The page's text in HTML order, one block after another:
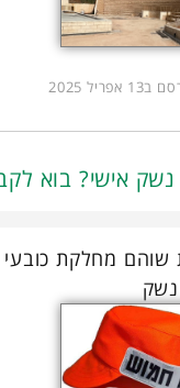
אפריל 2025
נשק אישי? בוא
שוהם מחלקת כובעי
נשק